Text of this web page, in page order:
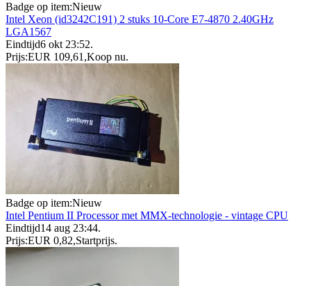
Badge op item:Nieuw
Intel Xeon (id3242C191) 2 stuks 10-Core E7-4870 2.40GHz
LGA1567
Eindtijd6 okt 23:52.
Prijs:EUR 109,61 ,Koop nu.
Badge op item:Nieuw
Intel Pentium II Processor met MMX-technologie - vintage CPU
Eindtijd14 aug 23:44.
Prijs:EUR 0,82,Startprijs.